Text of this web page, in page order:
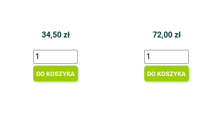
34,50 zł
DO KOSZYKA
72,00 zł
DO KOSZYKA